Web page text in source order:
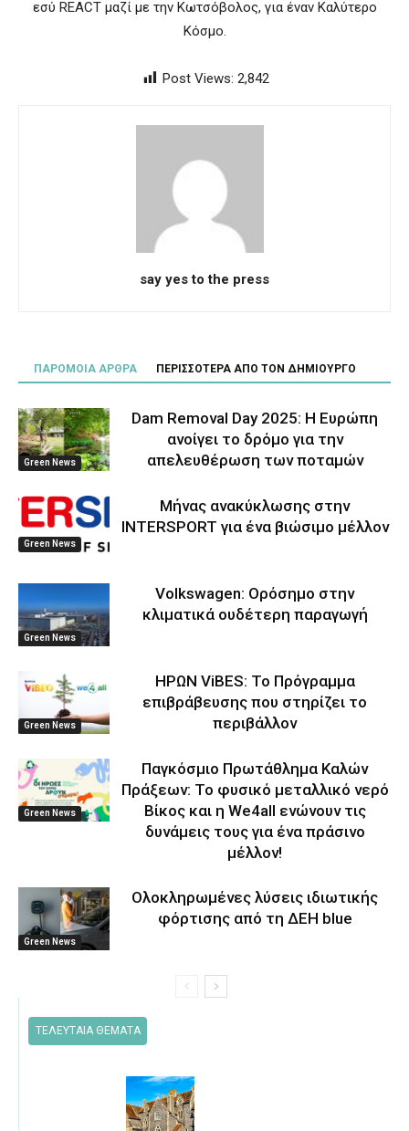
εσύ REACT μαζί με την Κωτσόβολος, για έναν Καλύτερο
Κόσμο.
Post Views: 2,842
say yes to the press
ΠΑΡΟΜΟΙΑ ΑΡΘΡΑ ΠΕΡΙΣΣΟΤΕΡΑ ΑΠΟ ΤΟΝ ΔΗΜΙΟΥΡΓΟ
Green News
Dam Removal Day 2025: Η Ευρώπη
ανοίγει το δρόμο για την
απελευθέρωση των ποταμών
Green News
Μήνας ανακύκλωσης στην
INTERSPORT για ένα βιώσιμο μέλλον
Green News
Volkswagen: Ορόσημο στην
κλιματικά ουδέτερη παραγωγή
Green News
ΗΡΩΝ ViBES: Το Πρόγραμμα
επιβράβευσης που στηρίζει το
περιβάλλον
Green News
Παγκόσμιο Πρωτάθλημα Καλών
Πράξεων: Το φυσικό μεταλλικό νερό
Βίκος και η We4all ενώνουν τις
δυνάμεις τους για ένα πράσινο
μέλλον!
Green News
Ολοκληρωμένες λύσεις ιδιωτικής
φόρτισης από τη ΔΕΗ blue
ΤΕΛΕΥΤΑΙΑ ΘΕΜΑΤΑ